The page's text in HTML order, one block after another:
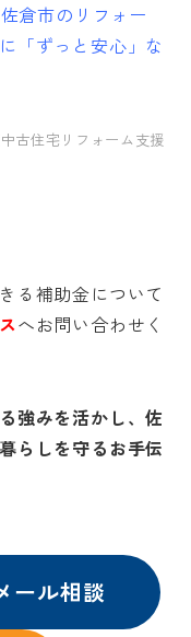
倉市のリフォー
「ずっと安心」な
古住宅リフォーム支援
る補助金について
へお問い合わせく
強みを活かし、佐
らしを守るお手伝
ール相談